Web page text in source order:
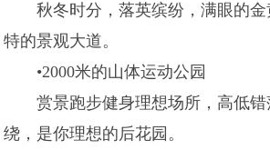
秋冬时分，落英缤纷，满眼的
特的景观大道。
•2000米的山体运动公园
赏景跑步健身理想场所，高低
绕，是你理想的后花园。